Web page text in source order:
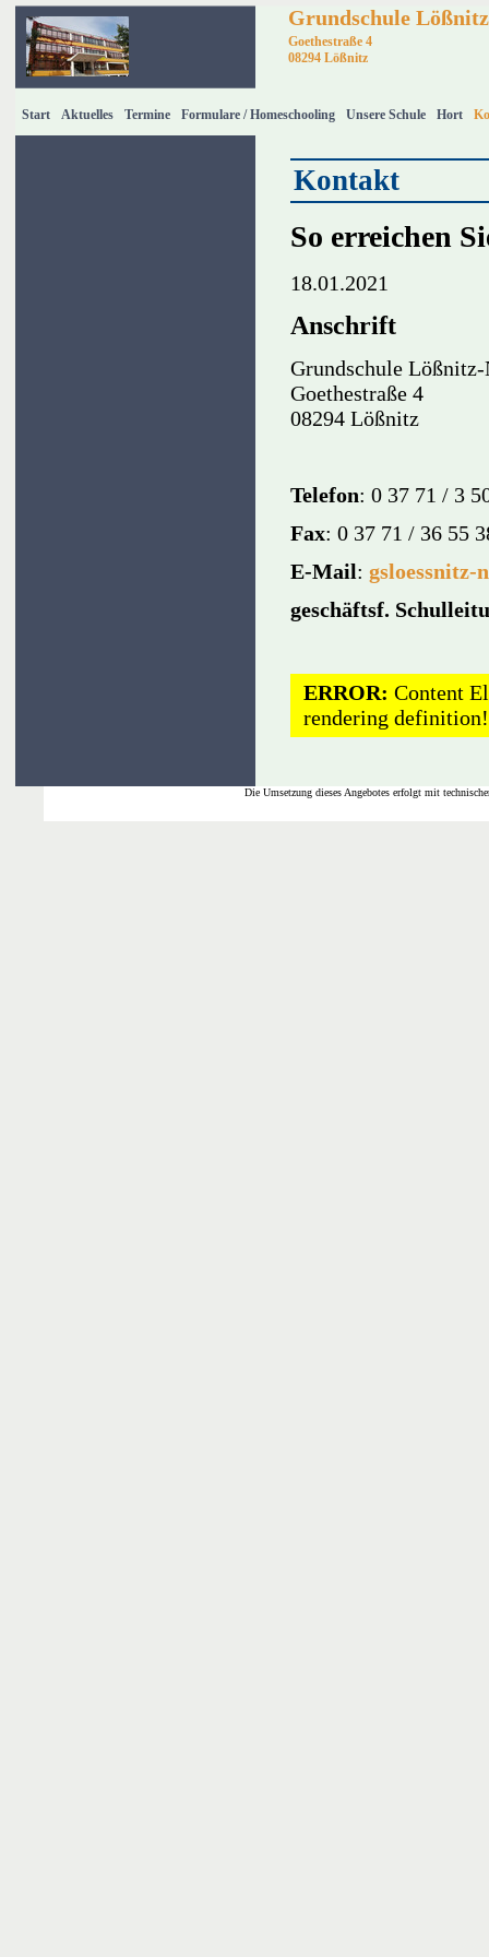
Grundschule
Goethestraße 4
08294 Lößnitz
Start Aktuelles Termine Formulare / Homeschooling Unsere Schule Hort
Kontakt
So erreichen
18.01.2021
Anschrift
Grundschule Lößnitz-
Goethestraße 4
08294 Lößnitz
Telefon: 0 37 71 / 3
Fax: 0 37 71 / 36 55
E-Mail: gsloessnitz-
geschäftsf.
ERROR: Content
rendering definition!
Die Umsetzung dieses Angebotes erfolgt mit